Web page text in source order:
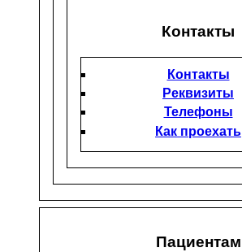
Контакты
Контакты
Реквизиты
Телефоны
Как проехать
Пациентам